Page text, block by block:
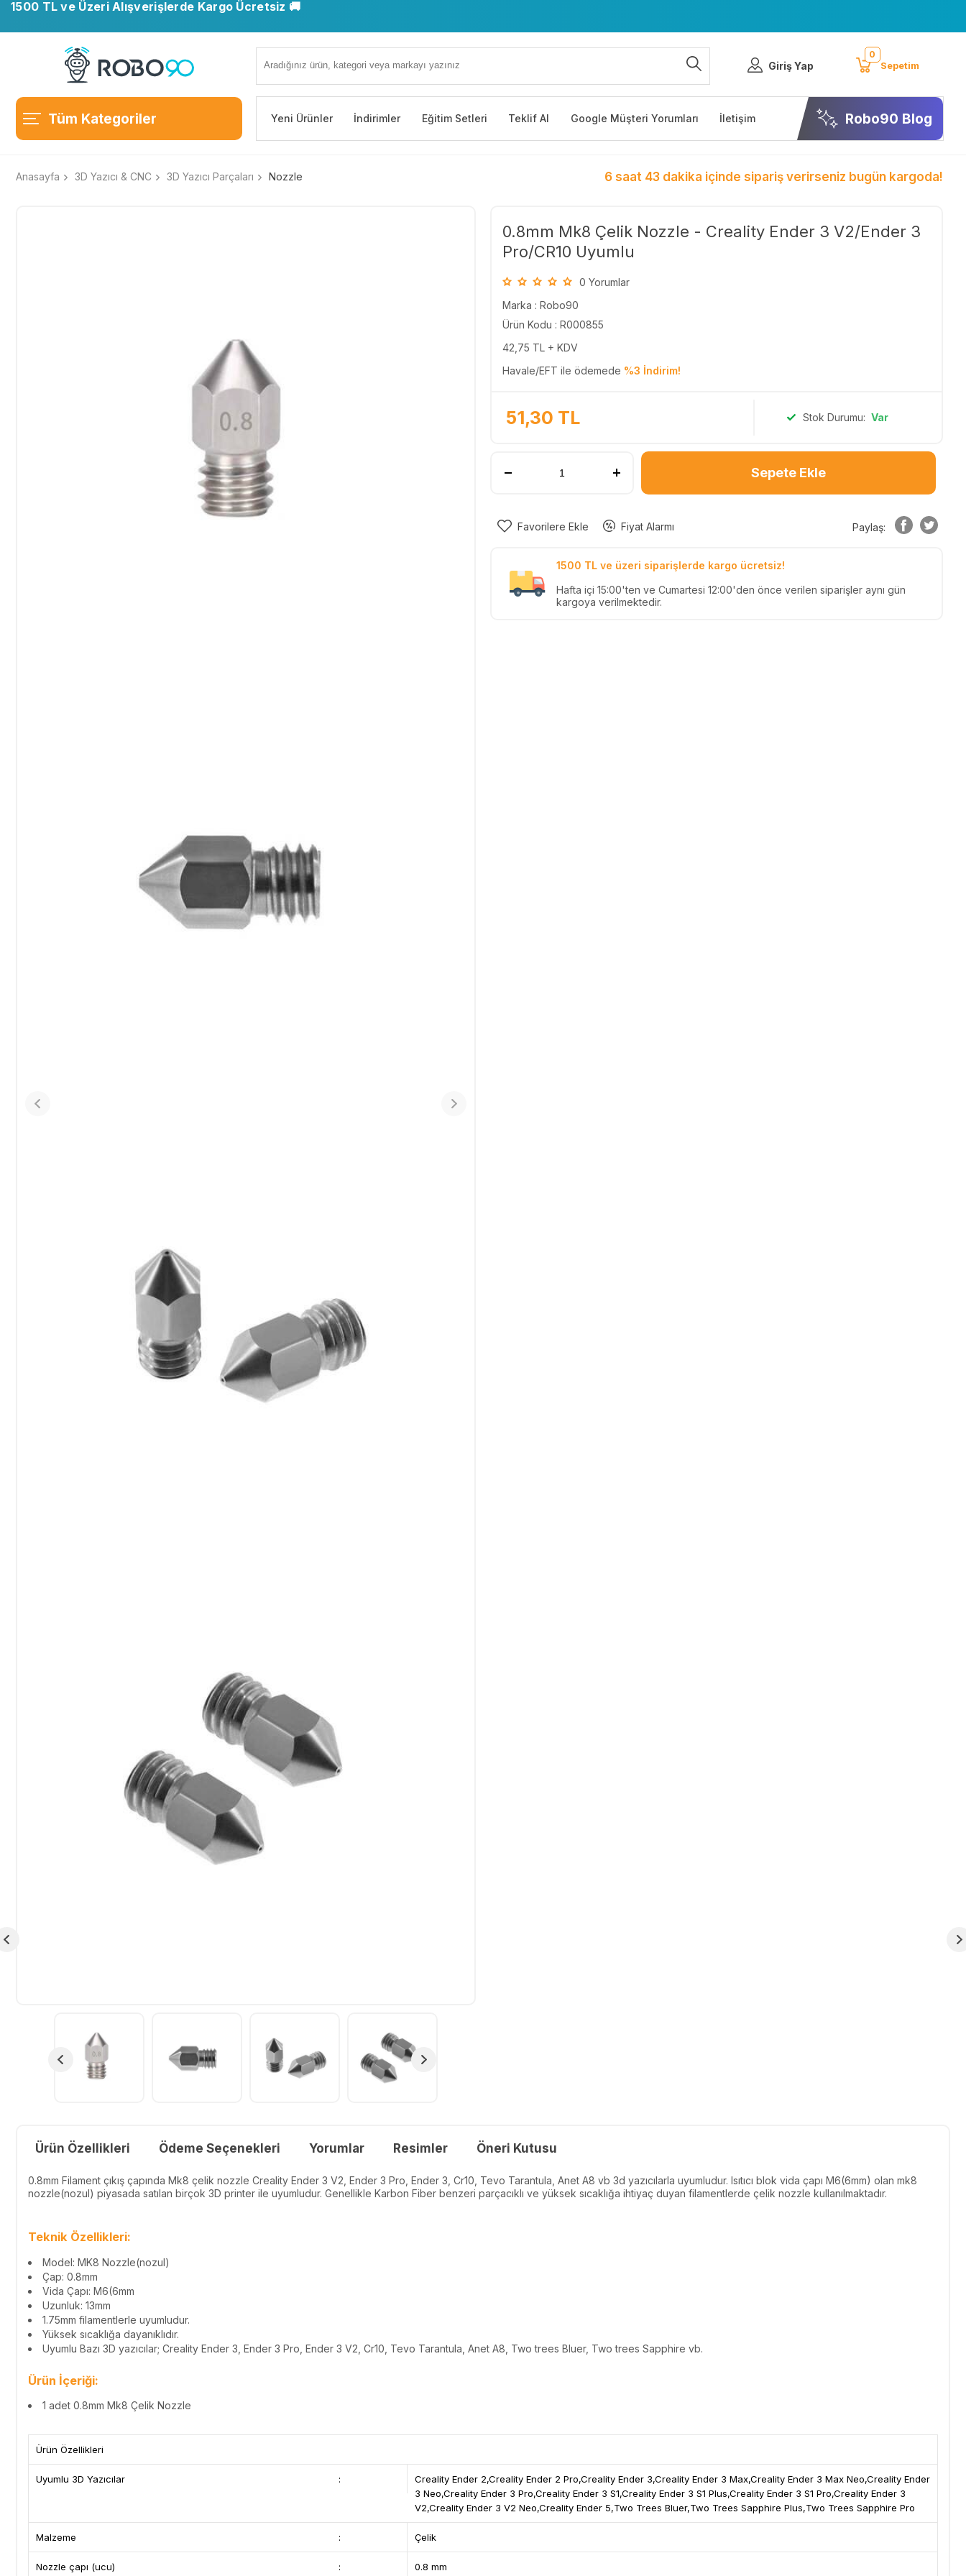
1500 TL ve Üzeri Alışverişlerde Kargo Ücretsiz 🚚
Giriş Yap
0
Sepetim
Tüm Kategoriler Yeni Ürünler İndirimler Eğitim Setleri Teklif Al Google Müşteri Yorumları İletişim Robo90 Blog
Anasayfa 3D Yazıcı & CNC 3D Yazıcı Parçaları Nozzle 6 saat 43 dakika içinde sipariş verirseniz bugün kargoda!
0.8mm Mk8 Çelik Nozzle - Creality Ender 3 V2/Ender 3
Pro/CR10 Uyumlu
0 Yorumlar
Marka : Robo90
Ürün Kodu : R000855
42,75 TL + KDV
Havale/EFT ile ödemede %3 İndirim!
51,30 TL Stok Durumu:Var
Sepete Ekle
Favorilere Ekle Fiyat Alarmı Paylaş:
1500 TL ve üzeri siparişlerde kargo ücretsiz!
Hafta içi 15:00'ten ve Cumartesi 12:00'den önce verilen siparişler aynı gün
kargoya verilmektedir.
Ürün Özellikleri Ödeme Seçenekleri Yorumlar Resimler Öneri Kutusu
0.8mm Filament çıkış çapında Mk8 çelik nozzle Creality Ender 3 V2, Ender 3 Pro, Ender 3, Cr10, Tevo Tarantula, Anet A8 vb 3d yazıcılarla uyumludur. Isıtıcı blok vida çapı M6(6mm) olan mk8
nozzle(nozul) piyasada satılan birçok 3D printer ile uyumludur. Genellikle Karbon Fiber benzeri parçacıklı ve yüksek sıcaklığa ihtiyaç duyan filamentlerde çelik nozzle kullanılmaktadır.
Teknik Özellikleri:
Model: MK8 Nozzle(nozul)
Çap: 0.8mm
Vida Çapı: M6(6mm
Uzunluk: 13mm
1.75mm filamentlerle uyumludur.
Yüksek sıcaklığa dayanıklıdır.
Uyumlu Bazı 3D yazıcılar; Creality Ender 3, Ender 3 Pro, Ender 3 V2, Cr10, Tevo Tarantula, Anet A8, Two trees Bluer, Two trees Sapphire vb.
Ürün İçeriği:
1 adet 0.8mm Mk8 Çelik Nozzle
Ürün Özellikleri
Uyumlu 3D Yazıcılar :
Creality Ender 2,Creality Ender 2 Pro,Creality Ender 3,Creality Ender 3 Max,Creality Ender 3 Max Neo,Creality Ender
3 Neo,Creality Ender 3 Pro,Creality Ender 3 S1,Creality Ender 3 S1 Plus,Creality Ender 3 S1 Pro,Creality Ender 3
V2,Creality Ender 3 V2 Neo,Creality Ender 5,Two Trees Bluer,Two Trees Sapphire Plus,Two Trees Sapphire Pro
Malzeme : Çelik
Nozzle çapı (ucu) : 0.8 mm